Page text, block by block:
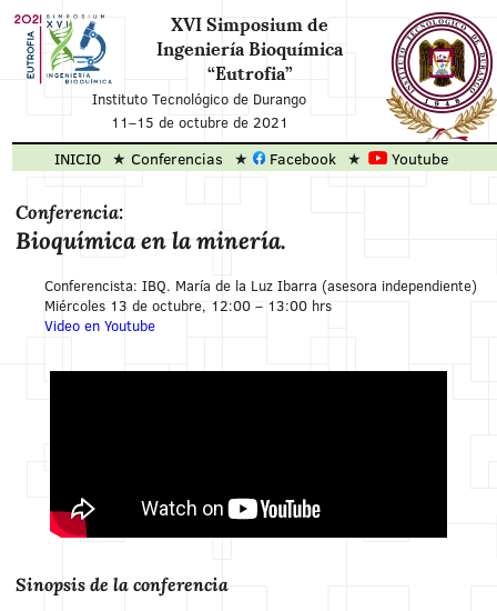
XVI Simposium de
Ingeniería Bioquímica
“Eutrofia”
Instituto Tecnológico de Durango
11–15 de octubre de 2021
INICIO Conferencias Facebook Youtube
Conferencia:
Bioquímica en la minería.
Conferencista: IBQ. María de la Luz Ibarra (asesora independiente)
Miércoles 13 de octubre, 12:00 – 13:00 hrs
Video en Youtube
Sinopsis de la conferencia